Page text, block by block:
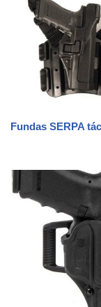
Fundas SERPA